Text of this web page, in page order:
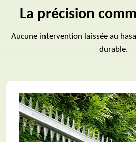
La précision
Aucune intervention laissée au
durable.